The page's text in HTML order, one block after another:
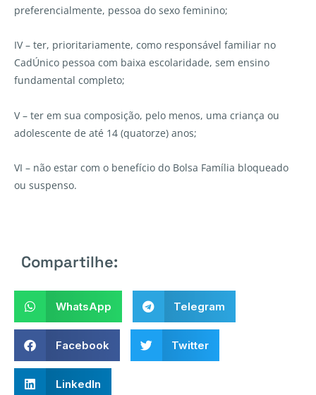
preferencialmente, pessoa do sexo feminino;
IV – ter, prioritariamente, como responsável familiar no
CadÚnico pessoa com baixa escolaridade, sem ensino
fundamental completo;
V – ter em sua composição, pelo menos, uma criança ou
adolescente de até 14 (quatorze) anos;
VI – não estar com o benefício do Bolsa Família bloqueado
ou suspenso.
Compartilhe:
WhatsApp Telegram
Facebook Twitter
LinkedIn